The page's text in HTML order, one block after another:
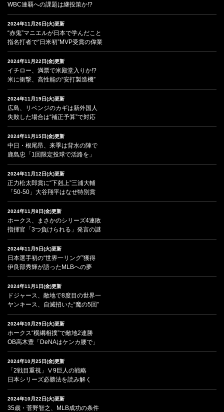
WBC連覇への課題は継投策か!?
2024年11月26日(火)更新
“赤鬼”マニエルが日本で学んだこと
指名打者で“日米初”MVP受賞の偉業
2024年11月22日(金)更新
イチロー、満票で米殿堂入りか!?
米に衝撃、高性能の“安打製造機”
2024年11月19日(火)更新
広島、リベンジのカギは新外国人
失敗した場合は“補正予算”で対応
2024年11月15日(金)更新
中日・根尾昂、来季は背水の陣で
鹿島忠「1回限定投球で活路を」
2024年11月12日(火)更新
正力松太郎賞に“下剋上”三浦大輔
「50-50」大谷翔平はなぜ特別賞
2024年11月8日(金)更新
ホークス、まさかのシリーズ4連敗
指揮官「3つ負けられる」発言の謎
2024年11月5日(火)更新
日本選手初の“世界一リング”獲得
伊良部秀輝が語ったMLBへの夢
2024年11月1日(金)更新
ドジャース、敵地で8度目の世界一
ヤンキース、自滅招いた“魔の5回”
2024年10月29日(火)更新
ホークス“横綱相撲”で敵地2連勝
OB高木豊「DeNAはケンカ腰で」
2024年10月25日(金)更新
「2戦目重視」Ⅴ9巨人の戦略
日本シリーズ必勝法を読み解く
2024年10月22日(火)更新
35歳・菅野智之、MLB成功の条件